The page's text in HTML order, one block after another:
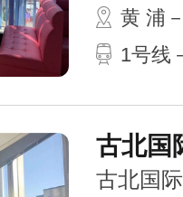
黄 浦
1号线
古北国
古北国